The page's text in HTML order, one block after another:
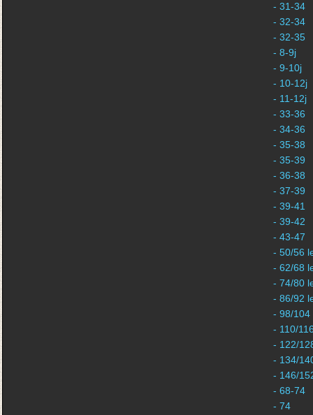
- 31-34
- 32-34
- 32-35
- 8-9j
- 9-10j
- 10-12j
- 11-12j
- 33-36
- 34-36
- 35-38
- 35-39
- 36-38
- 37-39
- 39-41
- 39-42
- 43-47
- 50/56
- 62/68
- 74/80
- 86/92
- 98/104
- 110/
- 122/
- 134/
- 146/
- 68-74
- 74